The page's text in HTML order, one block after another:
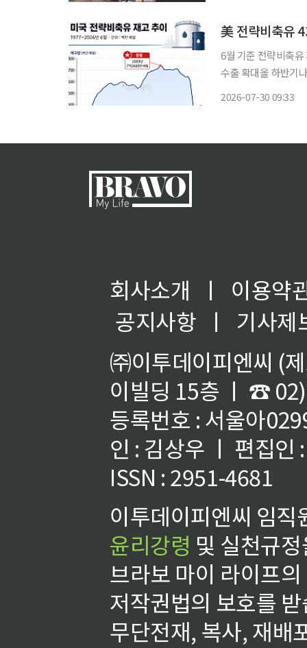
美 전략비축유
6월 기준 전략비축
수출 확대올 하반기나 내년 초 비축유 하
2026-07-30 09:33
회사소개 ㅣ
이용약
공지사항
ㅣ
기사제
㈜이투데이피엔씨 (
이빌딩 15층 ㅣ ☎
등록번호 : 서울아
인 : 김상우 ㅣ 편집인
ISSN : 2951-4681
이투데이피엔씨 임
윤리강령 및 실천규
브라보 마이 라이프
저작권법의 보호를
무단전재, 복사, 재배